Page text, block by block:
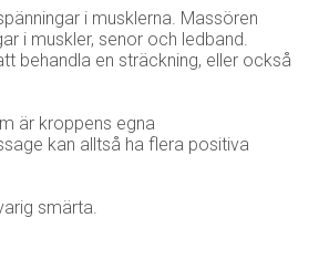
i musklerna. Massören
i muskler, senor och ledband.
behandla en sträckning, eller också
är kroppens egna
kan alltså ha flera positiva
smärta.